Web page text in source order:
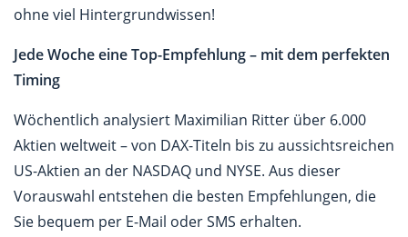
ohne viel Hintergrundwissen!
Jede Woche eine Top-Empfehlung – mit dem perfekten
Timing
Wöchentlich analysiert Maximilian Ritter über 6.000
Aktien weltweit – von DAX-Titeln bis zu aussichtsreichen
US-Aktien an der NASDAQ und NYSE. Aus dieser
Vorauswahl entstehen die besten Empfehlungen, die
Sie bequem per E-Mail oder SMS erhalten.